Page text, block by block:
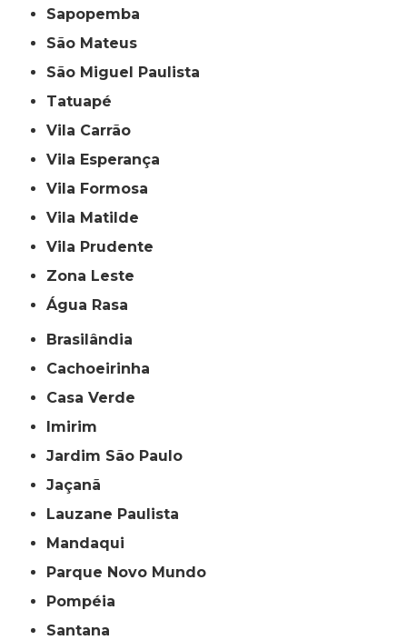
Sapopemba
São Mateus
São Miguel Paulista
Tatuapé
Vila Carrão
Vila Esperança
Vila Formosa
Vila Matilde
Vila Prudente
Zona Leste
Água Rasa
Brasilândia
Cachoeirinha
Casa Verde
Imirim
Jardim São Paulo
Jaçanã
Lauzane Paulista
Mandaqui
Parque Novo Mundo
Pompéia
Santana